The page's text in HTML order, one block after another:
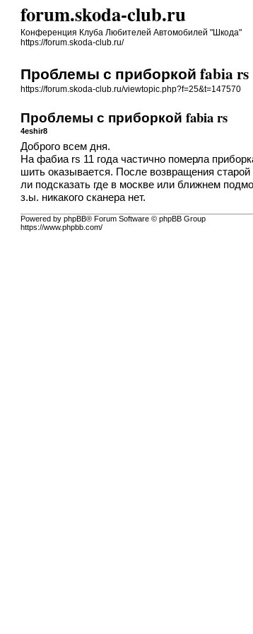
forum.skoda-club.ru
Конференция Клуба Любителей Автомобилей "Шкода"
https://forum.skoda-club.ru/
Проблемы с приборкой fabia rs
https://forum.skoda-club.ru/viewtopic.php?f=25&t=147570
Проблемы с приборкой fabia rs
4eshir8
Доброго всем дня.
На фабиа rs 11 года частично померла
шить оказывается. После возвращения
ли подсказать где в москве или ближнем
з.ы. никакого сканера нет.
Powered by phpBB® Forum Software © phpBB Group
https://www.phpbb.com/